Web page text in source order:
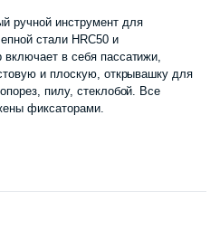
ручной инструмент для
стали HRC50 и
в себя пассатижи,
и плоскую, открывашку для
пилу, стеклобой. Все
фиксаторами.